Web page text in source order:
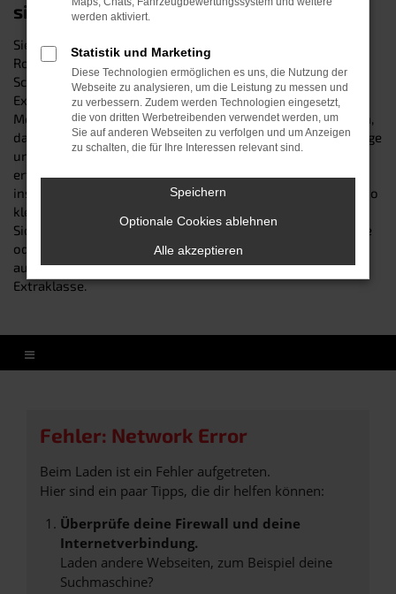
sichere Wahl in Rosenheim
Sie suchen nach einem CUPRA Ateca Gebrauchtwagen in
Rosenheim? Dann sind Sie genau richtig im Autohaus
Schneider: Wir sind seit über 30 Jahren Ihr zuverlässiger
Experte beim Autokauf – und kennen die Vorzüge des
Modells seit vielen Generationen. Unsere Kfz-Profis wissen,
dass der gute Name des Herstellers für besonders langlebige
und zuverlässige Fahrzeuge bürgt. Dennoch prüft unser
erfahrener Werkstattservice jeden angekauften Wagen bis
ins kleinste Detail und beseitigt im Bedarfsfall jeden noch so
kleinen Verschleiß – damit Sie in jedem Fall auf Nummer
Sicher gehen. Besuchen Sie uns an einem unserer Standorte
oder online und sichern Sie sich einen perfekt
ausgestatteten CUPRA Ateca Gebrauchtwagen der
Extraklasse.
Fehler: Network Error
Beim Laden ist ein Fehler aufgetreten.
Hier sind ein paar Tipps, die dir helfen können:
Überprüfe deine Firewall und deine
Internetverbindung.
Laden andere Webseiten, zum Beispiel deine
Suchmaschine?
werden aktiviert.
Statistik und Marketing
Diese Technologien ermöglichen es uns, die Nutzung der
Webseite zu analysieren, um die Leistung zu messen und
zu verbessern. Zudem werden Technologien eingesetzt,
die von dritten Werbetreibenden verwendet werden, um
Sie auf anderen Webseiten zu verfolgen und um Anzeigen
zu schalten, die für Ihre Interessen relevant sind.
Speichern
Optionale Cookies ablehnen
Alle akzeptieren